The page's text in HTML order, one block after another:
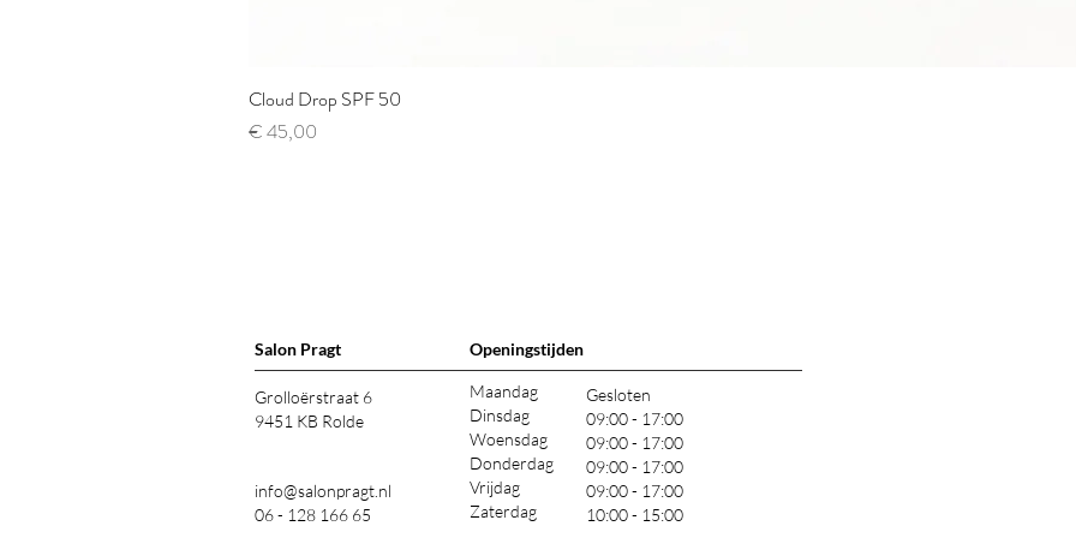
Cloud Drop SPF 50
Prijs
€ 45,00
Salon Pragt
Grolloërstraat 6
9451 KB Rolde
Maandag
Dinsdag
Woensdag
Donderdag
Vrijdag
Zaterdag
Gesloten
09:00 - 17:00
09:00 - 17:00
09:00 - 17:00
09:00 - 17:00
10:00 - 15:00
Openingstijden
info@salonpragt.nl
06 - 128 166 65